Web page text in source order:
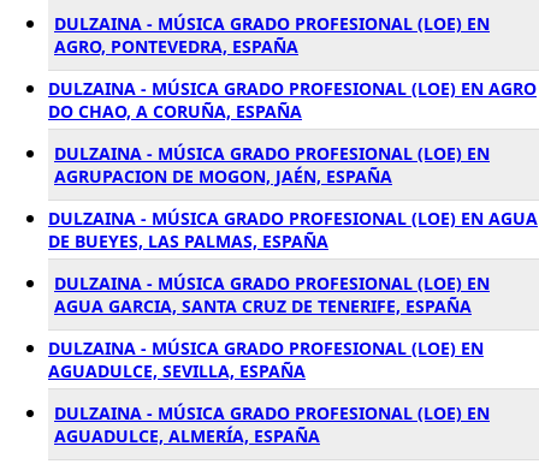
DULZAINA - MÚSICA GRADO PROFESIONAL (LOE) EN
AGRO, PONTEVEDRA, ESPAÑA
DULZAINA - MÚSICA GRADO PROFESIONAL (LOE) EN AGRO
DO CHAO, A CORUÑA, ESPAÑA
DULZAINA - MÚSICA GRADO PROFESIONAL (LOE) EN
AGRUPACION DE MOGON, JAÉN, ESPAÑA
DULZAINA - MÚSICA GRADO PROFESIONAL (LOE) EN AGUA
DE BUEYES, LAS PALMAS, ESPAÑA
DULZAINA - MÚSICA GRADO PROFESIONAL (LOE) EN
AGUA GARCIA, SANTA CRUZ DE TENERIFE, ESPAÑA
DULZAINA - MÚSICA GRADO PROFESIONAL (LOE) EN
AGUADULCE, SEVILLA, ESPAÑA
DULZAINA - MÚSICA GRADO PROFESIONAL (LOE) EN
AGUADULCE, ALMERÍA, ESPAÑA